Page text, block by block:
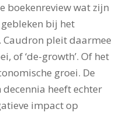
boekenreview wat zijn
bij het
Caudron pleit daarmee
of ‘de-growth’. Of het
groei. De
heeft echter
impact op